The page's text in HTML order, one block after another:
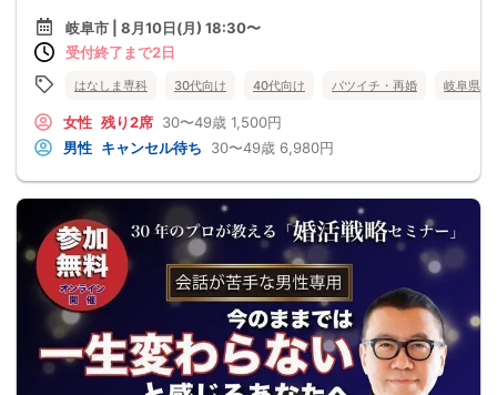
岐阜市 | 8月10日(月) 18:30〜
受付終了まで2日
はなしま専科 30代向け 40代向け バツイチ・再婚 岐阜県
女性 残り2席 30〜49歳 1,500円
男性 キャンセル待ち 30〜49歳 6,980円